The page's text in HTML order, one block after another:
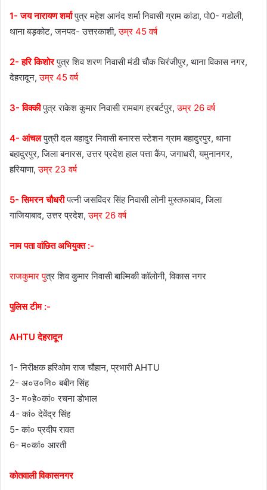
1- जय नारायण शर्मा पुत्र महेश आनंद शर्मा निवासी ग्राम कांडा, पो0- गडोली,
थाना बड़कोट, जनपद- उत्तरकाशी,उम्र 45 वर्ष
2- हरि किशोर पुत्र शिव शरण निवासी मंडी चौक चिरंजीपुर, थाना विकास नगर,
देहरादून,उम्र 45 वर्ष
3- विक्की पुत्र राकेश कुमार निवासी रामबाग हरबर्टपुर,उम्र 26 वर्ष
4- आंचल पुत्री दल बहादुर निवासी बनारस स्टेशन ग्राम बहादुरपुर, थाना
बहादुरपुर, जिला बनारस, उत्तर प्रदेश हाल पत्ता कैंप, जगाधरी, यमुनानगर,
हरियाणा,उम्र 23 वर्ष
5- सिमरन चौधरी पत्नी जसविंदर सिंह निवासी लोनी मुस्तफाबाद, जिला
गाजियाबाद, उत्तर प्रदेश,उम्र 26 वर्ष
नाम पता वांछित अभियुक्त :-
राजकुमार पुत्र शिव कुमार निवासी बाल्मिकी कॉलोनी, विकास नगर
पुलिस टीम :-
AHTU देहरादून
1- निरीक्षक हरिओम राज चौहान, प्रभारी AHTU
2- अ०उ०नि० बबीन सिंह
3- म०हे०कां० रचना डोभाल
4- कां० देवेंद्र सिंह
5- कां० प्रदीप रावत
6- म०कां० आरती
कोतवाली विकासनगर